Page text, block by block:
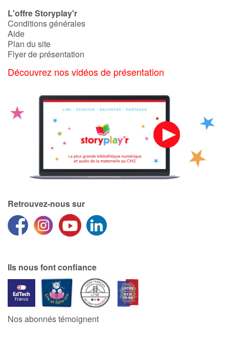
Documentaires
En famille
Quotidien et loisirs
À l'école
Fêtes et évènements
Amour et amitié
Sujets de société
Émotions et sentiments
Formats et illustrations
Contraste +
Aide
L'offre Storyplay'r
Conditions générales
Aide
Plan du site
Flyer de présentation
Découvrez nos vidéos de présentation
Retrouvez-nous sur
Ils nous font confiance
Nos abonnés témoignent